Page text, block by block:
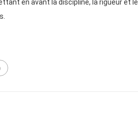
en avant la discipline, la rigueur et le